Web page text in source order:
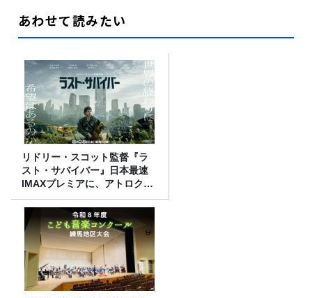
あわせて読みたい
リドリー・スコット監督『ラ
スト・サバイバー』日本最速
IMAXプレミアに、アトロクリ
スナー60名をご招待！